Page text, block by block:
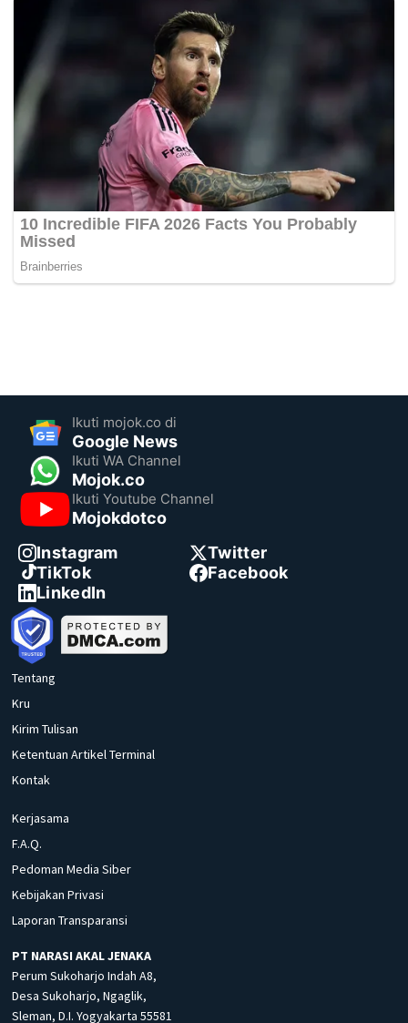
Ikuti mojok.co di
Google News
Ikuti WA Channel
Mojok.co
Ikuti Youtube Channel
Mojokdotco
Instagram
Twitter
TikTok
Facebook
LinkedIn
Tentang
Kru
Kirim Tulisan
Ketentuan Artikel Terminal
Kontak
Kerjasama
F.A.Q.
Pedoman Media Siber
Kebijakan Privasi
Laporan Transparansi
PT NARASI AKAL JENAKA
Perum Sukoharjo Indah A8,
Desa Sukoharjo, Ngaglik,
Sleman, D.I. Yogyakarta 55581